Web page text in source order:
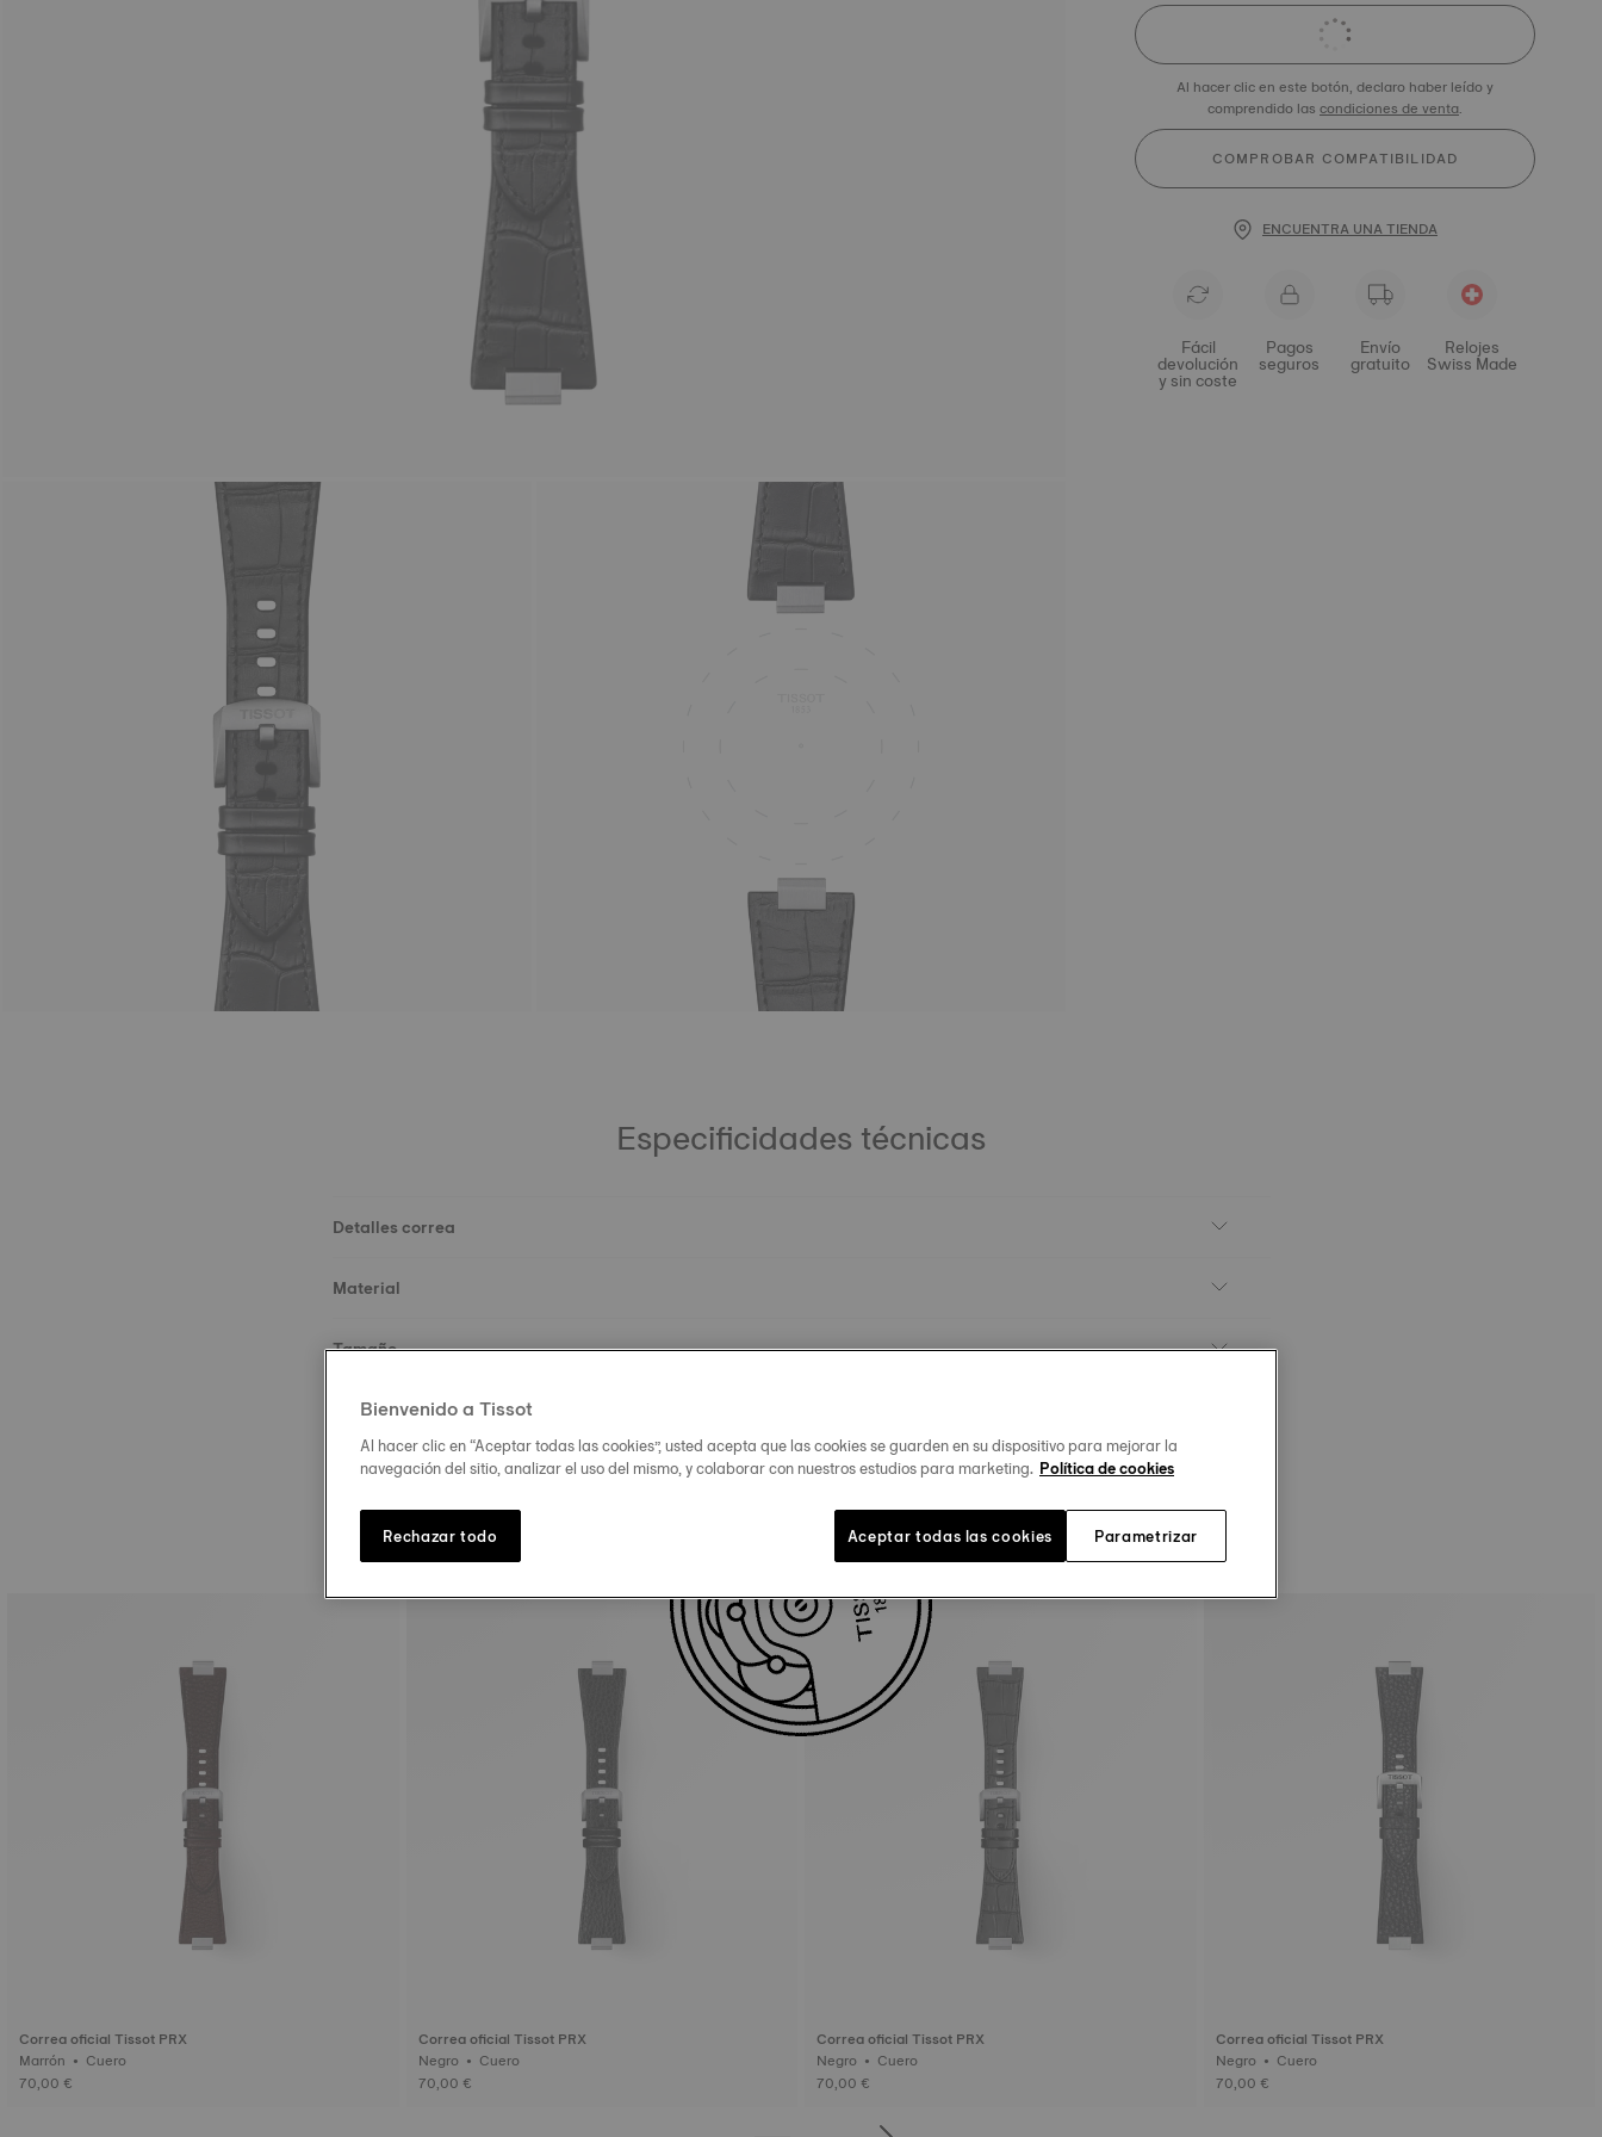
Al hacer clic en este botón, declaro haber leído y
comprendido las condiciones de venta.
COMPROBAR COMPATIBILIDAD
ENCUENTRA UNA TIENDA
Fácil
devolución
y sin coste
Pagos
seguros
Envío
gratuito
Relojes
Swiss Made
Especificidades técnicas
Detalles correa
Material
Tamaño
Hebilla
Productos similares
Correa oficial Tissot PRX
Marrón • Cuero
70,00 €
Correa oficial Tissot PRX
Negro • Cuero
70,00 €
Correa oficial Tissot PRX
Negro • Cuero
70,00 €
Correa oficial Tissot PRX
Negro • Cuero
70,00 €
Bienvenido a Tissot
Al hacer clic en “Aceptar todas las cookies”, usted acepta que las cookies se guarden en su dispositivo para mejorar la
navegación del sitio, analizar el uso del mismo, y colaborar con nuestros estudios para marketing. Política de cookies
Parametrizar
Rechazar todo Aceptar todas las cookies